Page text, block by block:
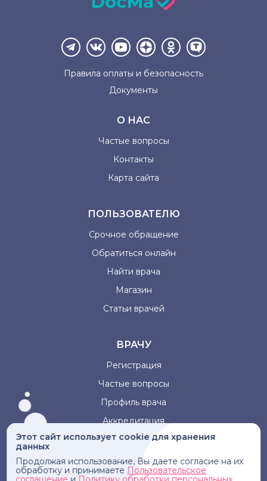
Этот сайт использует cookie для хранения
данных
Продолжая использование, Вы даете согласие на их
обработку и принимаете Пользовательское
Правила оплаты и безопасность
Документы
О НАС
Частые вопросы
Контакты
Карта сайта
ПОЛЬЗОВАТЕЛЮ
Срочное обращение
Обратиться онлайн
Найти врача
Магазин
Статьи врачей
ВРАЧУ
Регистрация
Частые вопросы
Профиль врача
Аккредитация
Информация, представленная на сайте, не может быть
использована для постановки диагноза, назначения
лечения и не заменяет прием врача.